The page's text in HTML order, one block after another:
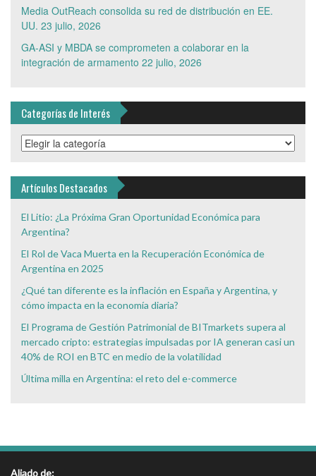
Media OutReach consolida su red de distribución en EE.
UU. 23 julio, 2026
GA-ASI y MBDA se comprometen a colaborar en la
integración de armamento 22 julio, 2026
Categorías de Interés
Categorías
de
Artículos Destacados
El Litio: ¿La Próxima Gran Oportunidad Económica para
Argentina?
El Rol de Vaca Muerta en la Recuperación Económica de
Argentina en 2025
¿Qué tan diferente es la inflación en España y Argentina, y
cómo impacta en la economía diaria?
El Programa de Gestión Patrimonial de BITmarkets supera al
mercado cripto: estrategias impulsadas por IA generan casi un
40% de ROI en BTC en medio de la volatilidad
Última milla en Argentina: el reto del e-commerce
Aliado de: